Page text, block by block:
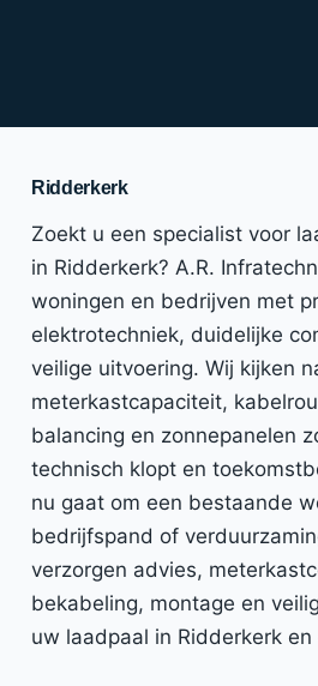
Ridderkerk
Zoekt u een specialist voor
in Ridderkerk? A.R.
woningen en bedrijven met
elektrotechniek, duidelijke
veilige uitvoering. Wij kijken
meterkastcapaciteit,
balancing en zonnepanelen
technisch klopt en
nu gaat om een bestaande
bedrijfspand of
verzorgen advies,
bekabeling, montage en
uw laadpaal in Ridderkerk en